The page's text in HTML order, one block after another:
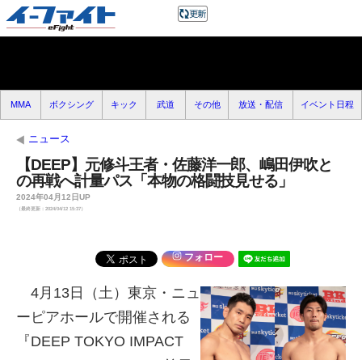
MMA ボクシング キック 武道 その他 放送・配信 イベント日程
ニュース
【DEEP】元修斗王者・佐藤洋一郎、嶋田伊吹と
の再戦へ計量パス「本物の格闘技見せる」
2024年04月12日UP
（最終更新：2024/04/12 15:37）
フォロー
4月13日（土）東京・ニュ
ーピアホールで開催される
『DEEP TOKYO IMPACT